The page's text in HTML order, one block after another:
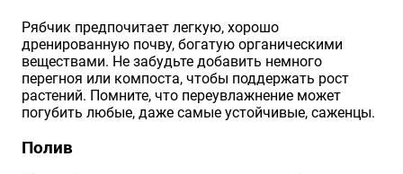
Рябчик предпочитает легкую, хорошо
дренированную почву, богатую органическими
веществами. Не забудьте добавить немного
перегноя или компоста, чтобы поддержать рост
растений. Помните, что переувлажнение может
погубить любые, даже самые устойчивые, саженцы.
Полив